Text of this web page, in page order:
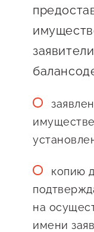
копию
на
имени